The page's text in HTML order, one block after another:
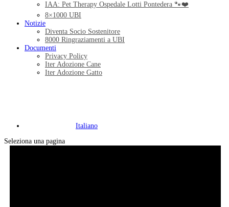
IAA: Pet Therapy Ospedale Lotti Pontedera 🐾❤️
8×1000 UBI
Notizie
Diventa Socio Sostenitore
8000 Ringraziamenti a UBI
Documenti
Privacy Policy
Iter Adozione Cane
Iter Adozione Gatto
Italiano
Seleziona una pagina